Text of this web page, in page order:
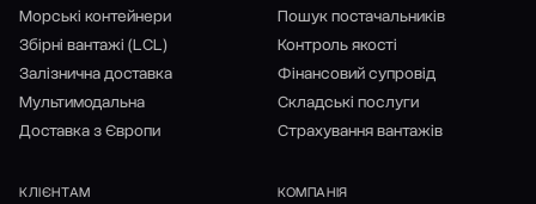
Морські контейнери
Збірні вантажі (LCL)
Залізнична доставка
Мультимодальна
Доставка з Європи
Пошук постачальників
Контроль якості
Фінансовий супровід
Складські послуги
Страхування вантажів
КЛІЄНТАМ КОМПАНІЯ